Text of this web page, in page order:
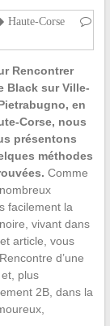
Haute-Corse
Rencontrer
Black sur Ville-
en
Corse, nous
présentons
méthodes
Comme
facilement la
vivant dans
article, vous
d’une
plus
2B, dans la